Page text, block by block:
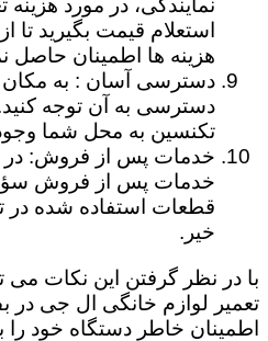
نمایندگی، در مورد
استعلام قیمت بگیرید
هزینه ها اطمینان حاصل
دسترسی آسان : به مکان
دسترسی به آن توجه
تکنسین به محل شما وجود
خدمات پس از فروش: در
خدمات پس از فروش سؤال
قطعات استفاده شده در
خیر.
با در نظر گرفتن این نکات می
تعمیر لوازم خانگی ال جی در
اطمینان خاطر دستگاه خود را